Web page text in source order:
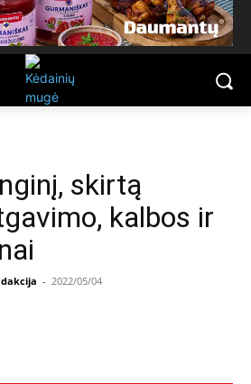
skirtą
kalbos ir
- 2022/05/04